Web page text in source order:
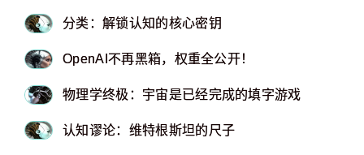
分类：解锁认知的核心密钥
OpenAI不再黑箱，权重全公开！
物理学终极：宇宙是已经完成的填字游戏
认知谬论：维特根斯坦的尺子